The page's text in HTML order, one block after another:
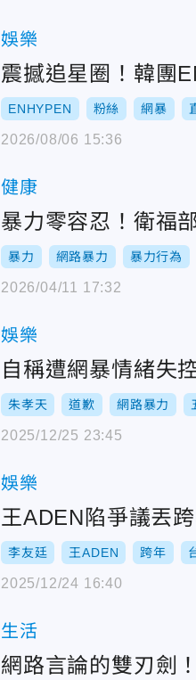
娛樂
震撼追星圈！韓團
ENHYPEN 粉絲 網暴
2026/08/06 15:36
健康
暴力零容忍！衛福
暴力 網路暴力 暴力行為
2026/04/11 17:32
娛樂
自稱遭網暴情緒失
朱孝天 道歉 網路暴力
2025/12/25 23:45
娛樂
王ADEN陷爭議丟
李友廷 王ADEN 跨年
2025/12/24 16:40
生活
網路言論的雙刃劍